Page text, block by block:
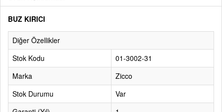
BUZ KIRICI
Diğer Özellikler
Stok Kodu
01-3002-31
Marka
Zicco
Stok Durumu
Var